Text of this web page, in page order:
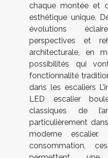
chaque montée et
esthétique unique.
évolutions
perspectives et
architecturale, en
possibilités qui
fonctionnalité
dans les escaliers
LED escalier
classiques de
particulièrement
moderne
consommation,